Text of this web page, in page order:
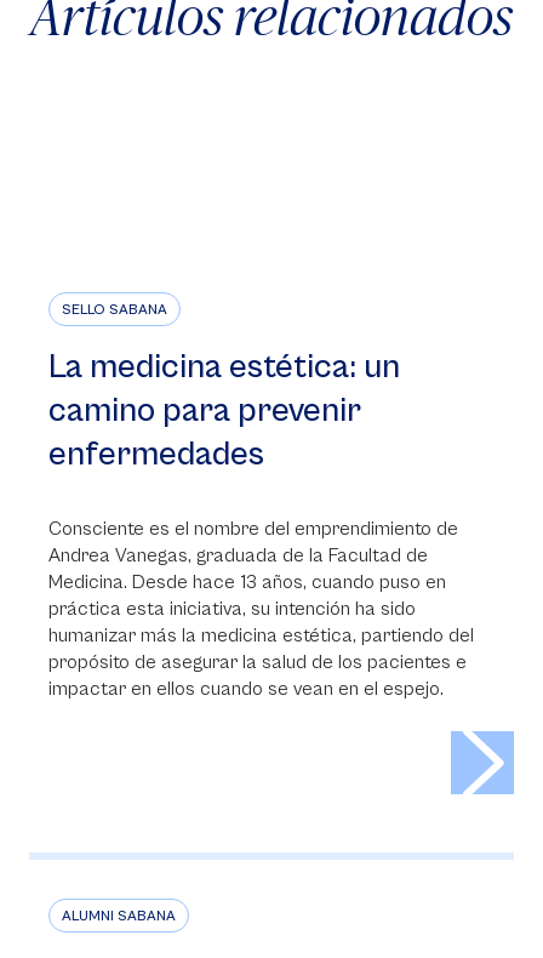
Artículos relacionados
SELLO SABANA
La medicina estética: un
camino para prevenir
enfermedades
Consciente es el nombre del emprendimiento de
Andrea Vanegas, graduada de la Facultad de
Medicina. Desde hace 13 años, cuando puso en
práctica esta iniciativa, su intención ha sido
humanizar más la medicina estética, partiendo del
propósito de asegurar la salud de los pacientes e
impactar en ellos cuando se vean en el espejo.
ALUMNI SABANA